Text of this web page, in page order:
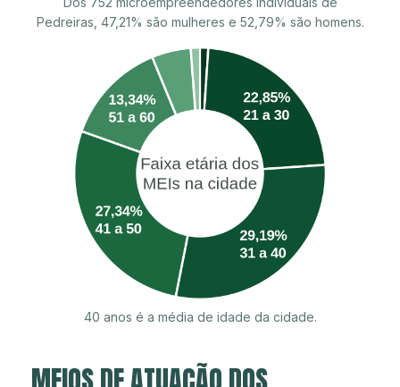
Pedreiras, 47,21% são mulheres e 52,79% são homens.
40 anos é a média de idade da cidade.